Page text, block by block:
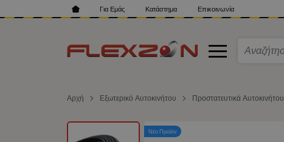
Για Εμάς Κατάστημα Επικοινωνία
Αρχή Εξωτερικό Αυτοκινήτου Προστατευτικά Αυτοκινήτου
Νέο Προϊόν